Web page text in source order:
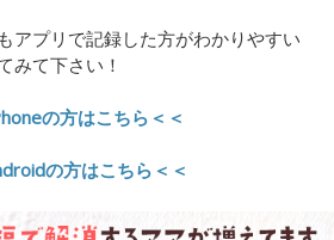
アプリで記録した方がわかりやすい
みて下さい！
の方はこちら＜＜
の方はこちら＜＜